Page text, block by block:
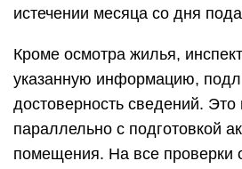
истечении месяца со дня
Кроме осмотра жилья,
указанную информацию,
достоверность сведений. Это
параллельно с подготовкой
помещения. На все проверки